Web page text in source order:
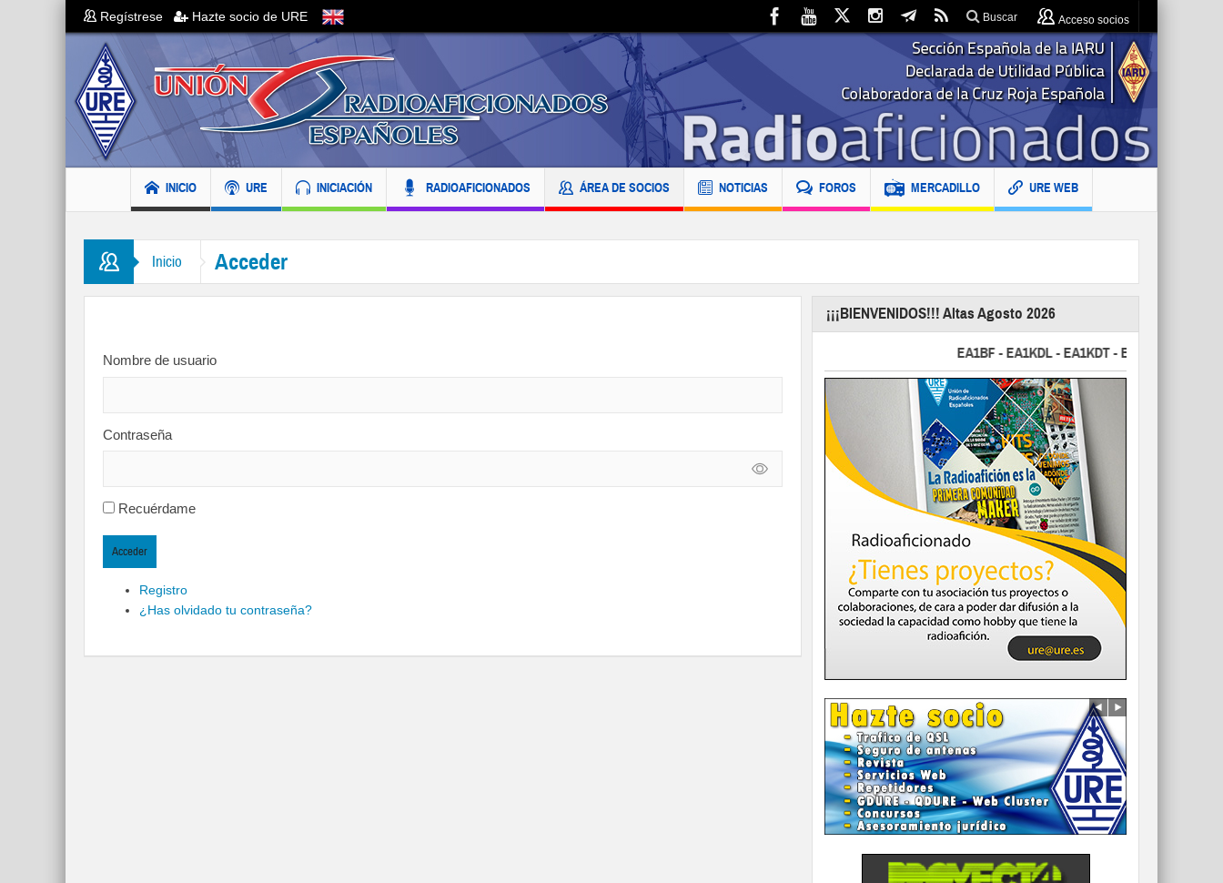
Regístrese Hazte socio de URE Buscar Acceso socios
INICIO URE INICIACIÓN RADIOAFICIONADOS ÁREA DE SOCIOS NOTICIAS FOROS MERCADILLO URE WEB
Inicio Acceder
Nombre de usuario
Contraseña
Recuérdame
Acceder
Registro
¿Has olvidado tu contraseña?
¡¡¡BIENVENIDOS!!! Altas Agosto 2026
EA1BF - EA1KDL - EA1KDT - EA2FBJ - EA2FJU -